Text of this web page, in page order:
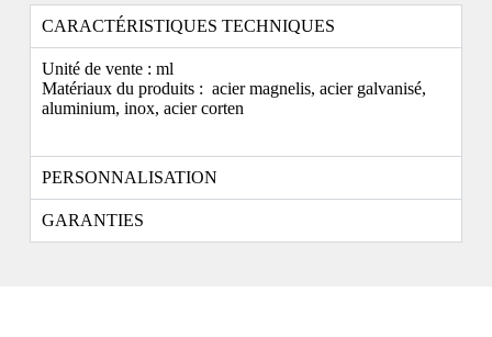
CARACTÉRISTIQUES TECHNIQUES
Unité de vente : ml
Matériaux du produits : acier magnelis, acier galvanisé,
aluminium, inox, acier corten
PERSONNALISATION
GARANTIES